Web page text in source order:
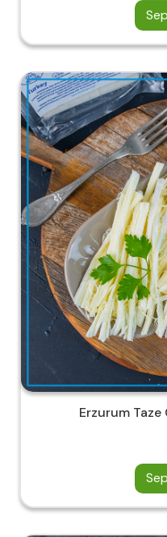
Erzurum